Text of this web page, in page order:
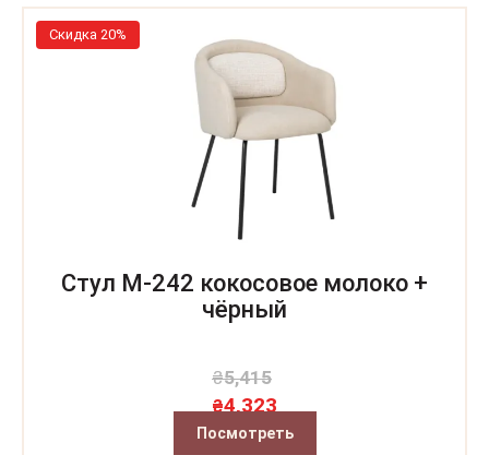
Скидка 20%
Стул M-242 кокосовое молоко +
чёрный
₴5,415
₴4,323
Посмотреть